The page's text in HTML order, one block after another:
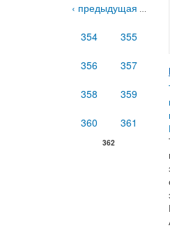
‹ предыдущая …
354 355
356 357
358 359
360 361
362